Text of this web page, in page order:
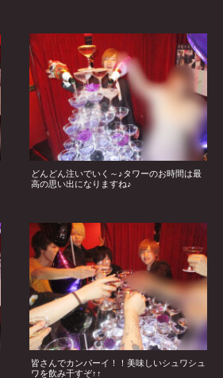
どんどん注いでいく～♪タワーのお時間は最
高の思い出になりますね♪
皆さんでカンパーイ！！美味しいシュワシュ
ワを飲み干すぞ↑↑